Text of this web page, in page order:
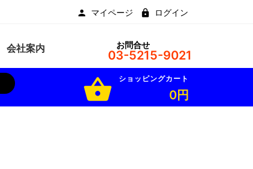
マイページ ログイン
会社案内 お問合せ
03-5215-9021
shopping_basket ショッピングカート
0円